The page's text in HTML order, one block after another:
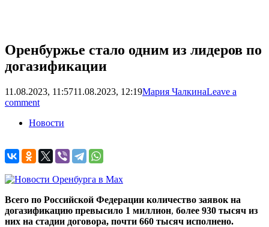
Оренбуржье стало одним из лидеров по
догазификации
11.08.2023, 11:5711.08.2023, 12:19Мария ЧалкинаLeave a
comment
Новости
Всего по Российской Федерации количество заявок на
догазификацию превысило 1 миллион, более 930 тысяч из
них на стадии договора, почти 660 тысяч исполнено.